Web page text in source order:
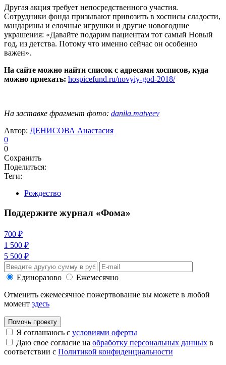
Другая акция требует непосредственного участия.
Сотрудники фонда призывают привозить в хосписы сладости,
мандарины и елочные игрушки и другие новогодние
украшения: «Давайте подарим пациентам тот самый Новый
год, из детства. Потому что именно сейчас он особенно
важен».
На сайте можно найти список с адресами хосписов, куда
можно приехать: hospicefund.ru/novyiy-god-2018/
На заставке фрагмент фото: danila.matveev
Автор: ДЕНИСОВА Анастасия
0
0
Сохранить
Поделиться:
Теги:
Рождество
Поддержите журнал «Фома»
700 ₽
1 500 ₽
5 500 ₽
Единоразово
Ежемесячно
Отменить ежемесячное пожертвование вы можете в любой
момент здесь
Помочь проекту
Я соглашаюсь с условиями оферты
Даю свое согласие на обработку персональных данных в
соответствии с Политикой конфиденциальности